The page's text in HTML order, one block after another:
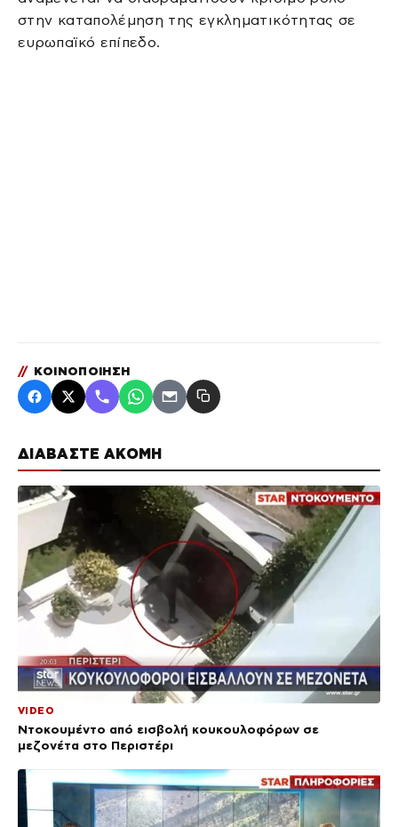
ΔΙΑΒΑΣΤΕ ΑΚΟΜΗ
VIDEO
Ντοκουμέντο από εισβολή κουκουλοφόρων σε
μεζονέτα στο Περιστέρι
στην καταπολέμηση της εγκληματικότητας σε
ευρωπαϊκό επίπεδο.
// ΚΟΙΝΟΠΟΙΗΣΗ